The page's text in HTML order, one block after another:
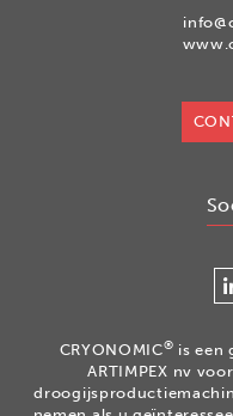
CRYONOMIC® is een
ARTIMPEX nv